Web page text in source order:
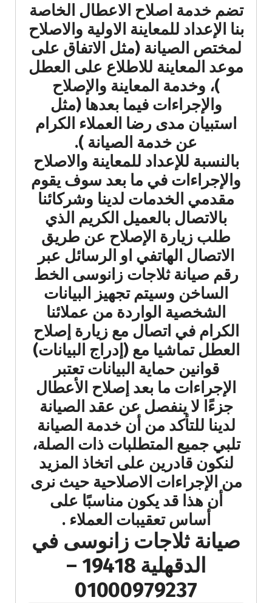
تضم خدمة اصلاح الاعطال الخاصة
بنا الإعداد للمعاينة الاولية والاصلاح
لمختص الصيانة (مثل الاتفاق على
موعد المعاينة للاطلاع على العطل
)، وخدمة المعاينة والإصلاح
والإجراءات فيما بعدها (مثل
استبيان مدى رضا العملاء الكرام
عن خدمة الصيانة ).
بالنسبة للإعداد للمعاينة والاصلاح
والإجراءات في ما بعد سوف يقوم
مقدمي الخدمات لدينا وشركائنا
بالاتصال بالعميل الكريم الذي
طلب زيارة الإصلاح عن طريق
الاتصال الهاتفي او الرسائل عبر
رقم صيانة ثلاجات زانوسى الخط
الساخن وسيتم تجهيز البيانات
الشخصية الواردة من عملائنا
الكرام في اتصال مع زيارة إصلاح
العطل تماشيا مع (إدراج البيانات)
قوانين حماية البيانات تعتبر
الإجراءات ما بعد إصلاح الأعطال
جزءًا لا ينفصل عن عقد الصيانة
لدينا للتأكد من أن خدمة الصيانة
تلبي جميع المتطلبات ذات الصلة،
لنكون قادرين على اتخاذ المزيد
من الإجراءات الاصلاحية حيث نرى
أن هذا قد يكون مناسبًا على
أساس تعقيبات العملاء​ .
صيانة ثلاجات زانوسى في
الدقهلية 19418 –
01000979237